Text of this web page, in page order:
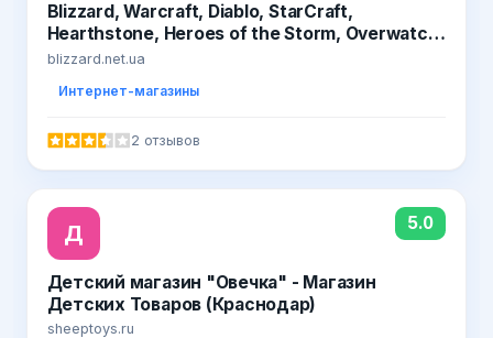
Blizzard, Warcraft, Diablo, StarCraft,
Hearthstone, Heroes of the Storm, Overwatch,
Dota 2, Одесса, Украина, купить, мерч,
сувениры, фигурки, аксессуары, дота 2,
wow, вов, G
blizzard.net.ua
Интернет-магазины
2 отзывов
Д 5.0
Детский магазин "Овечка" - Магазин
Детских Товаров (Краснодар)
sheeptoys.ru